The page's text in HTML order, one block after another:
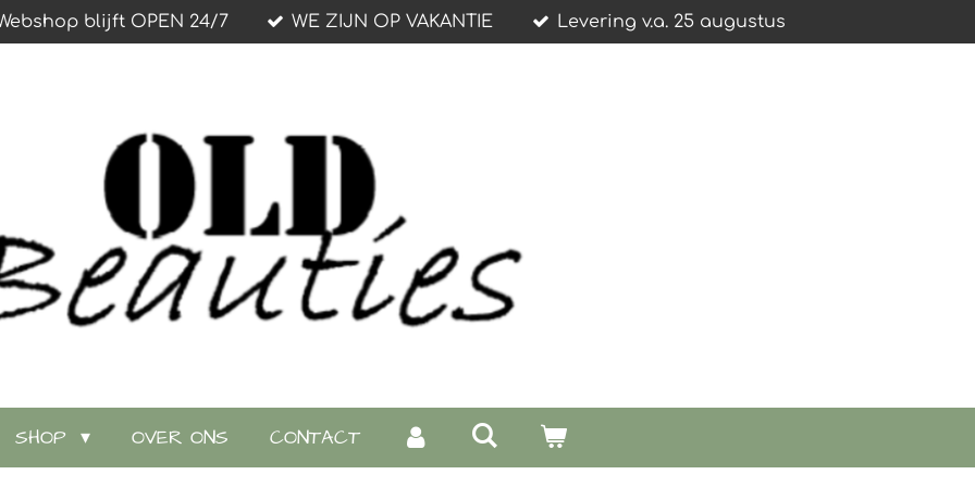
blijft OPEN 24/7 WE ZIJN OP VAKANTIE Levering v.a. 25 augustus
SHOP OVER ONS CONTACT